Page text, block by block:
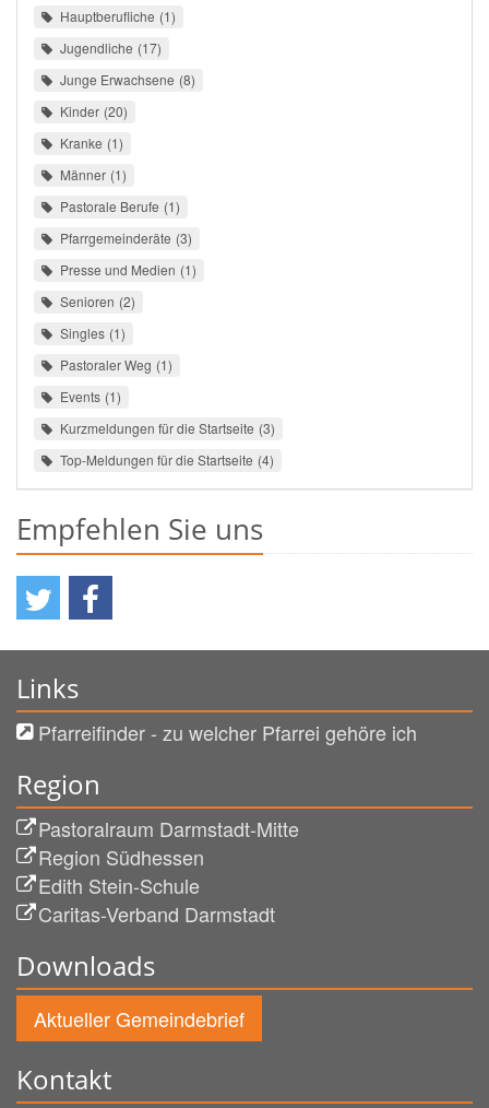
Hauptberufliche 1
Jugendliche 17
Junge Erwachsene 8
Kinder 20
Kranke 1
Männer 1
Pastorale Berufe 1
Pfarrgemeinderäte 3
Presse und Medien 1
Senioren 2
Singles 1
Pastoraler Weg 1
Events 1
Kurzmeldungen für die Startseite 3
Top-Meldungen für die Startseite 4
Empfehlen Sie uns
Links
Pfarreifinder - zu welcher Pfarrei gehöre ich
Region
Pastoralraum Darmstadt-Mitte
Region Südhessen
Edith Stein-Schule
Caritas-Verband Darmstadt
Downloads
Aktueller Gemeindebrief
Kontakt